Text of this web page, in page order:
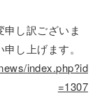
し訳ございま
し上げます。
index.php?id
=1307